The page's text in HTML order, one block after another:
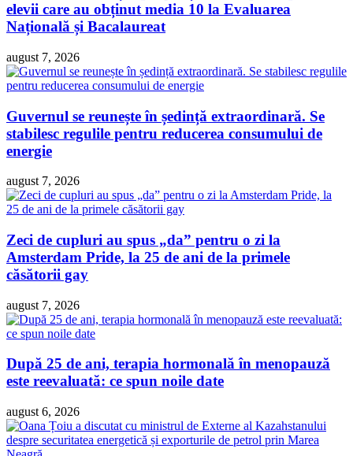
elevii care au obținut media 10 la Evaluarea
Națională și Bacalaureat
august 7, 2026
Guvernul se reunește în ședință extraordinară. Se
stabilesc regulile pentru reducerea consumului de
energie
august 7, 2026
Zeci de cupluri au spus „da” pentru o zi la
Amsterdam Pride, la 25 de ani de la primele
căsătorii gay
august 7, 2026
După 25 de ani, terapia hormonală în menopauză
este reevaluată: ce spun noile date
august 6, 2026